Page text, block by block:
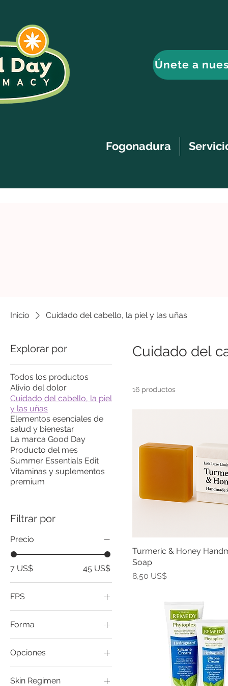
Únete a
Fogonadura
Inicio Cuidado del cabello, la piel y las uñas
Explorar por
Todos los productos
Alivio del dolor
Cuidado del cabello, la piel
y las uñas
Elementos esenciales de
salud y bienestar
La marca Good Day
Producto del mes
Summer Essentials Edit
Vitaminas y suplementos
premium
Filtrar por
Precio
7 US$ 45 US$
FPS
FPS 15
FPS 30
Forma
Aerosol de 14 onzas
Loción de 3 oz
Opciones
Flor de naranja 2,25 oz
Skin Regimen
Cuidado del
16 productos
Turmeric & Honey
Soap
Precio
8,50 US$